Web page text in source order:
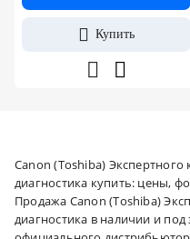
Купить
Canon (Toshiba) Экспертного
диагностика купить: цены,
Продажа Canon (Toshiba)
диагностика в наличии и под